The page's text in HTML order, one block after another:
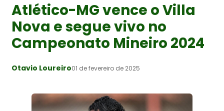
Atlético-MG vence o Villa
Nova e segue vivo no
Campeonato Mineiro 2024
Otavio Loureiro01 de fevereiro de 2025